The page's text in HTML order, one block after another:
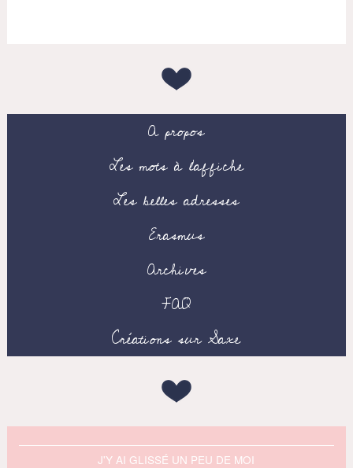
A propos
Les mots à l’affiche
Les belles adresses
Erasmus
Archives
FAQ
Créations sur Saxe
J'Y AI GLISSÉ UN PEU DE MOI